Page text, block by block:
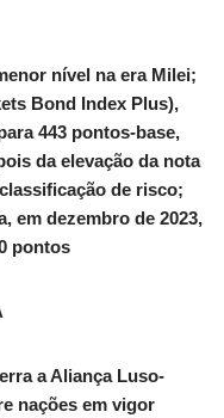
nível na era Milei;
Bond Index Plus),
443 pontos-base,
da elevação da nota
de risco;
em dezembro de 2023,
pontos
a Aliança Luso-
nações em vigor